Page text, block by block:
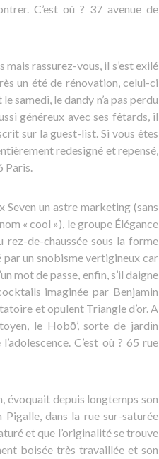
C’est où ? 37 avenue de
rassurez-vous, il s’est exilé
un été de rénovation, celui-ci
samedi, le dandy n’a pas perdu
généreux avec ses fêtards, il
sur la guest-list. Si vous êtes
redesigné et repensé,
Paris.
un astre marketing (sans
« cool »), le groupe Élégance
de-chaussée sous la forme
par un snobisme vertigineux car
mot de passe, enfin, s’il daigne
imaginée par Benjamin
et opulent Triangle d’or. A
le Hobō’, sorte de jardin
C’est où ? 65 rue
évoquait depuis longtemps son
Pigalle, dans la rue sur-saturée
et que l’originalité se trouve
boisée très travaillée et son